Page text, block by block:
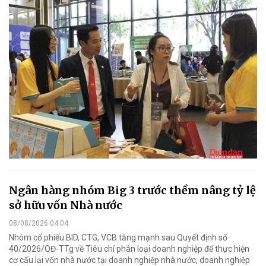
Ngân hàng nhóm Big 3 trước thềm nâng tỷ lệ
sở hữu vốn Nhà nước
08/08/2026 04:04
Nhóm cổ phiếu BID, CTG, VCB tăng mạnh sau Quyết định số
40/2026/QĐ-TTg về Tiêu chí phân loại doanh nghiệp để thực hiện
cơ cấu lại vốn nhà nước tại doanh nghiệp nhà nước, doanh nghiệp